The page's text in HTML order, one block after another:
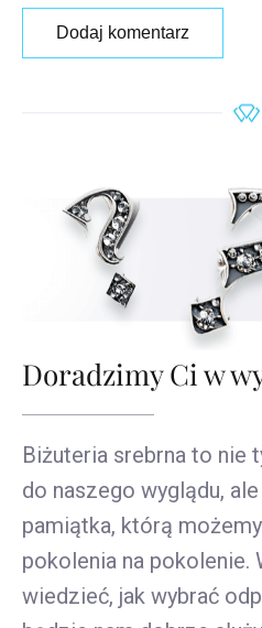
Dodaj komentarz
Doradzimy Ci w
Biżuteria srebrna to nie
do naszego wyglądu,
pamiątka, którą
pokolenia na pokolenie.
wiedzieć, jak wybrać